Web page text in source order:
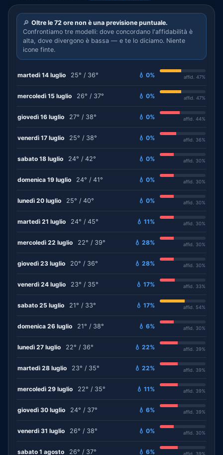
🔎 Oltre le 72 ore non è una previsione puntuale.
Confrontiamo tre modelli: dove concordano l'affidabilità è
alta, dove divergono è bassa — e te lo diciamo. Niente
icone finte.
martedì 14 luglio 25° / 36° 💧 0% affid. 47%
mercoledì 15 luglio 26° / 37° 💧 0% affid. 47%
giovedì 16 luglio 27° / 38° 💧 0% affid. 44%
venerdì 17 luglio 25° / 38° 💧 0% affid. 36%
sabato 18 luglio 24° / 42° 💧 0% affid. 30%
domenica 19 luglio 24° / 41° 💧 0% affid. 30%
lunedì 20 luglio 25° / 40° 💧 0% affid. 30%
martedì 21 luglio 24° / 45° 💧 11% affid. 30%
mercoledì 22 luglio 22° / 39° 💧 28% affid. 30%
giovedì 23 luglio 20° / 36° 💧 28% affid. 30%
venerdì 24 luglio 23° / 35° 💧 17% affid. 33%
sabato 25 luglio 21° / 33° 💧 17% affid. 54%
domenica 26 luglio 21° / 38° 💧 6% affid. 30%
lunedì 27 luglio 22° / 36° 💧 22% affid. 39%
martedì 28 luglio 23° / 35° 💧 22% affid. 39%
mercoledì 29 luglio 22° / 35° 💧 11% affid. 39%
giovedì 30 luglio 24° / 37° 💧 6% affid. 39%
venerdì 31 luglio 26° / 38° 💧 0% affid. 30%
sabato 1 agosto 26° / 37° 💧 6% affid. 39%